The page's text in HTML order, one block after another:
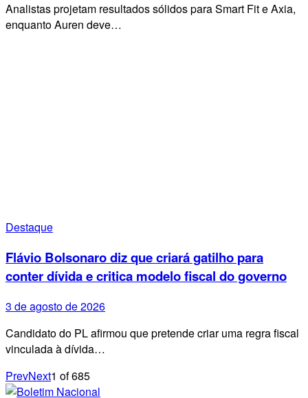
Analistas projetam resultados sólidos para Smart Fit e Axia,
enquanto Auren deve…
Destaque
Flávio Bolsonaro diz que criará gatilho para
conter dívida e critica modelo fiscal do governo
3 de agosto de 2026
Candidato do PL afirmou que pretende criar uma regra fiscal
vinculada à dívida…
PrevNext1 of685